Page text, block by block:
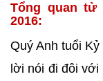
Tổng quan tử
2016:
Quý Anh tuổi
lời nói đi đôi